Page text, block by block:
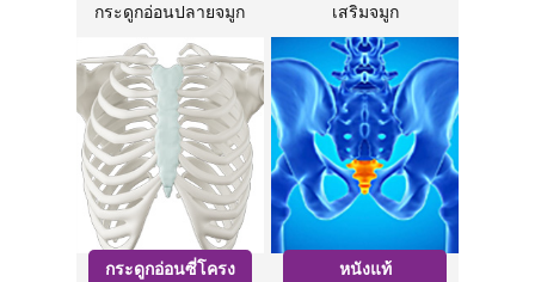
กระดูกอ่อนปลายจมูก
เสริมจมูก
กระดูกอ่อนซี่โครง หนังแท้